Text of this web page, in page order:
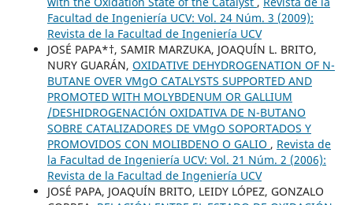
Facultad de Ingeniería UCV: Vol. 24 Núm. 3 (2009):
Revista de la Facultad de Ingeniería UCV
JOSÉ PAPA*†, SAMIR MARZUKA, JOAQUÍN L. BRITO,
NURY GUARÁN, OXIDATIVE DEHYDROGENATION OF N-
BUTANE OVER VMgO CATALYSTS SUPPORTED AND
PROMOTED WITH MOLYBDENUM OR GALLIUM
/DESHIDROGENACIÓN OXIDATIVA DE N-BUTANO
SOBRE CATALIZADORES DE VMgO SOPORTADOS Y
PROMOVIDOS CON MOLIBDENO O GALIO , Revista de
la Facultad de Ingeniería UCV: Vol. 21 Núm. 2 (2006):
Revista de la Facultad de Ingeniería UCV
JOSÉ PAPA, JOAQUÍN BRITO, LEIDY LÓPEZ, GONZALO